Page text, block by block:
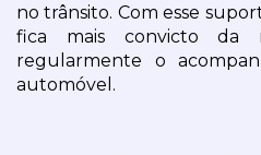
no trânsito. Com esse
fica mais convicto da
regularmente o
automóvel.